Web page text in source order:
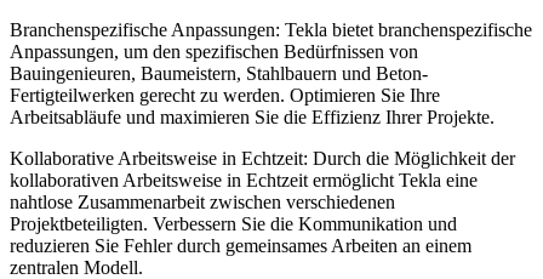
Branchenspezifische Anpassungen: Tekla bietet branchenspezifische
Anpassungen, um den spezifischen Bedürfnissen von
Bauingenieuren, Baumeistern, Stahlbauern und Beton-
Fertigteilwerken gerecht zu werden. Optimieren Sie Ihre
Arbeitsabläufe und maximieren Sie die Effizienz Ihrer Projekte.
Kollaborative Arbeitsweise in Echtzeit: Durch die Möglichkeit der
kollaborativen Arbeitsweise in Echtzeit ermöglicht Tekla eine
nahtlose Zusammenarbeit zwischen verschiedenen
Projektbeteiligten. Verbessern Sie die Kommunikation und
reduzieren Sie Fehler durch gemeinsames Arbeiten an einem
zentralen Modell.